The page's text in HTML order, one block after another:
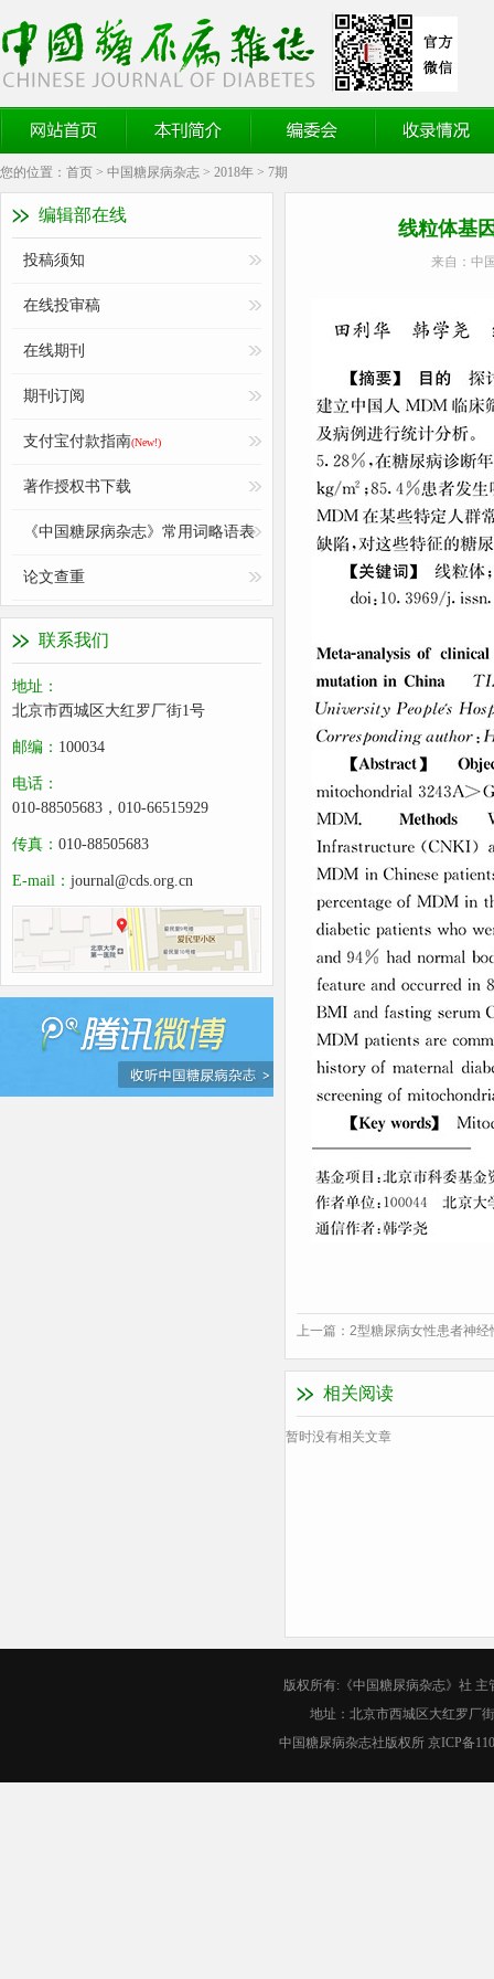
网站首页 本刊简介 编委会
收录情况
您的位置： 首页 > 中国糖尿病杂志 > 2018年 > 7期
编辑部在线
投稿须知
在线投审稿
在线期刊
期刊订阅
支付宝付款指南(New!)
著作授权书下载
《中国糖尿病杂志》常用词略语表
论文查重
联系我们
地址：
北京市西城区大红罗厂街1号
邮编： 100034
电话：
010-88505683，010-66515929
传真： 010-88505683
E-mail： journal@cds.org.cn
线粒体基
来自：中
上一篇： 2型糖尿病女性患者神
相关阅读
暂时没有相关文章
版权所有:《中国糖尿病杂志》社
地址：北京市西城区大红罗厂
中国糖尿病杂志社版权所 京ICP备